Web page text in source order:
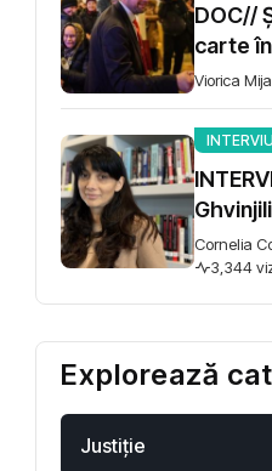
DOC//
carte
Miza -
Viorica Mija
și
victoria
Cornelia
3,344
Explorează
Justiţie